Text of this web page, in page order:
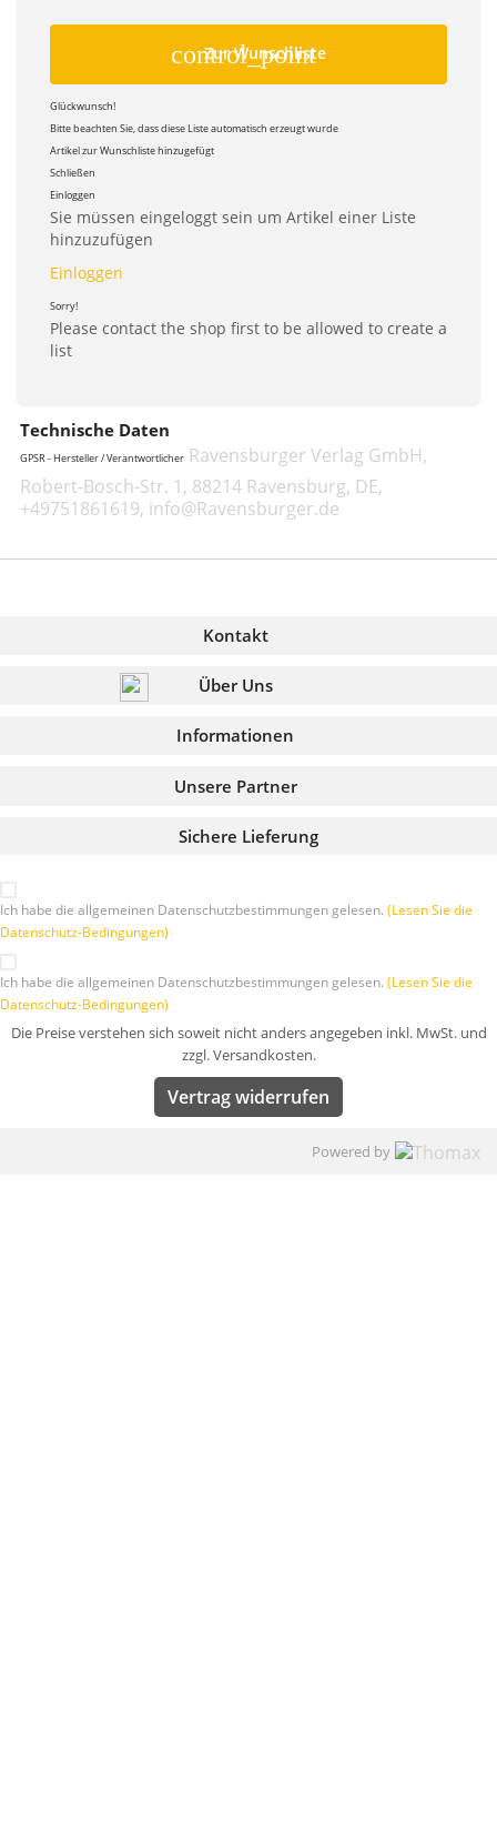
control_point
Zur Wunschliste
Glückwunsch!
Bitte beachten Sie, dass diese Liste automatisch erzeugt wurde
Artikel zur Wunschliste hinzugefügt
Schließen
Einloggen
Sie müssen eingeloggt sein um Artikel einer Liste
hinzuzufügen
Einloggen
Sorry!
Please contact the shop first to be allowed to create a
list
Technische Daten
GPSR - Hersteller / Verantwortlicher Ravensburger Verlag GmbH,
Robert-Bosch-Str. 1, 88214 Ravensburg, DE,
+49751861619, info@Ravensburger.de
Kontakt
Über Uns
Informationen
Sichere Lieferung
Unsere Partner
Ich habe die allgemeinen Datenschutzbestimmungen gelesen. (Lesen Sie die
Datenschutz-Bedingungen)
Ich habe die allgemeinen Datenschutzbestimmungen gelesen. (Lesen Sie die
Datenschutz-Bedingungen)
Die Preise verstehen sich soweit nicht anders angegeben inkl. MwSt. und
zzgl. Versandkosten.
Vertrag widerrufen
Powered by